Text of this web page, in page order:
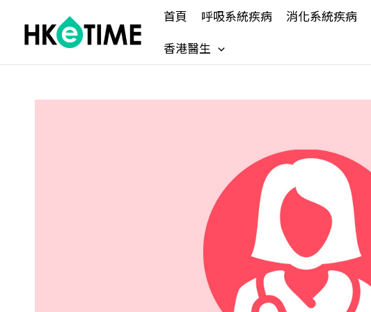
content
首頁 呼吸系統疾病 消化系統疾病
香港醫生